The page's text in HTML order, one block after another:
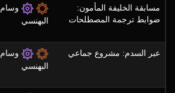
مسابقة الخليفة المأمون:
ضوابط ترجمة المصطلحات
وسام
البهنسي
عبر السدم: مشروع جماعي
وسام
البهنسي